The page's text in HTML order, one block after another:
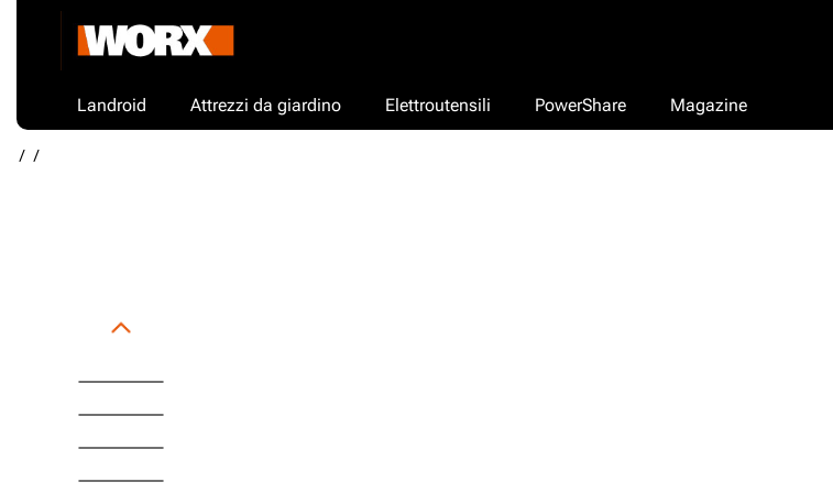
Landroid Attrezzi da giardino Elettroutensili PowerShare Magazine
/ /